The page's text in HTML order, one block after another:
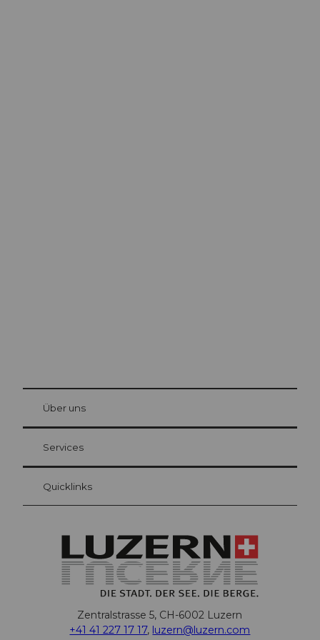
Gästekarte Luzern
Ihre Vorteile als Übernachtungsgast
at Bre
Über uns
Services
Quicklinks
Zentralstrasse 5, CH-6002 Luzern
+41 41 227 17 17, luzern@luzern.com